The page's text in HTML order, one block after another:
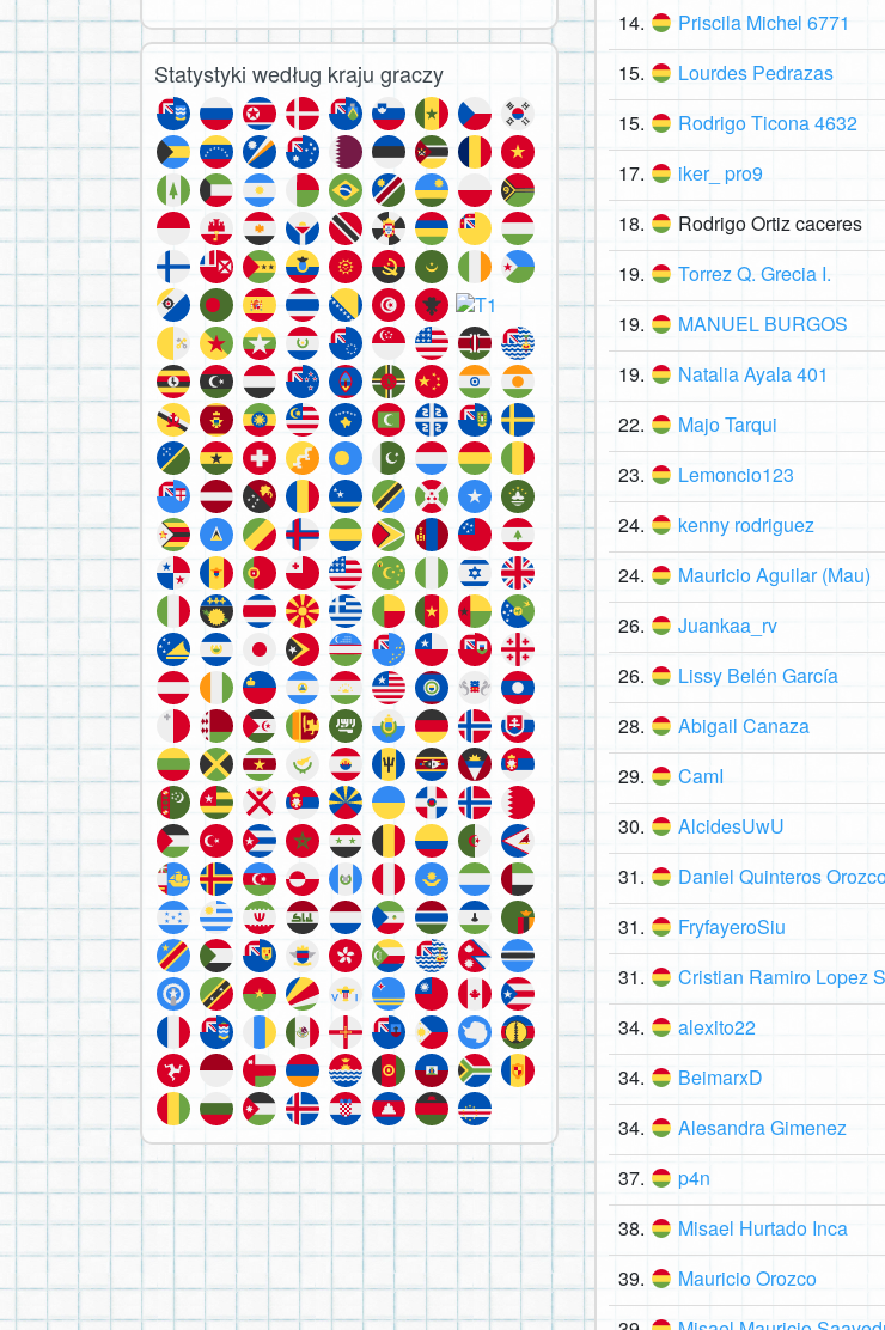
14. Priscila Michel 6771
15. Lourdes Pedrazas
15. Rodrigo Ticona 4632
17. iker_ pro9
18. Rodrigo Ortiz caceres
19. Torrez Q. Grecia I.
19. MANUEL BURGOS
19. Natalia Ayala 401
22. Majo Tarqui
23. Lemoncio123
24. kenny rodriguez
24. Mauricio Aguilar (Mau)
26. Juankaa_rv
26. Lissy Belén García
28. Abigail Canaza
29. CamI
30. AlcidesUwU
31. Daniel Quinteros
31. FryfayeroSiu
31. Cristian Ramiro Lopez
34. alexito22
34. BeimarxD
34. Alesandra Gimenez
37. p4n
38. Misael Hurtado Inca
39. Mauricio Orozco
Statystyki według kraju graczy